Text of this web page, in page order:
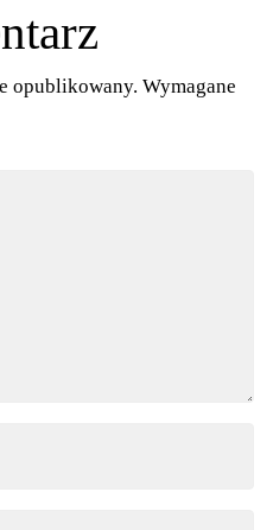
opublikowany. Wymagane